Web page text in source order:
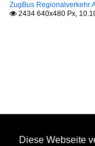
ZugBus Regionalverkehr
 2434 640x480 Px,
Diese Webseite